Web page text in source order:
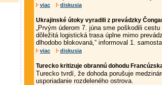
viac diskusia
Ukrajinské útoky vyradili z prevádzky
„Prvým úderom 7. júna sme poškodili
dôležitá logistická trasa úplne mimo
dlhodobo blokovaná,“ informoval 1.
viac diskusia
Turecko kritizuje obrannú dohodu
Turecko tvrdí, že dohoda porušuje
usporiadanie rozdeleného ostrova.